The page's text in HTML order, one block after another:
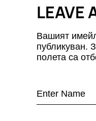
LEAVE
Вашият
публикуван.
полета са